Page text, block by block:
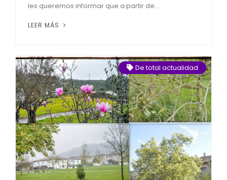
les queremos informar que a partir de...
LEER MÁS
De total actualidad